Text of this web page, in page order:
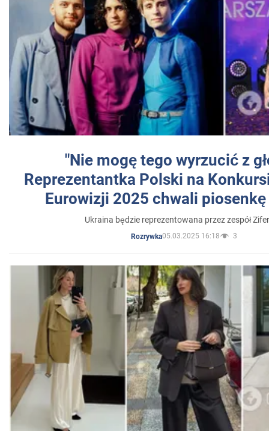
"Nie mogę tego wyrzucić z
Reprezentantka Polski na
Eurowizji 2025 chwali
Ukraina będzie reprezentowana przez zespół
Rozrywka05.03.2025 16:18 3